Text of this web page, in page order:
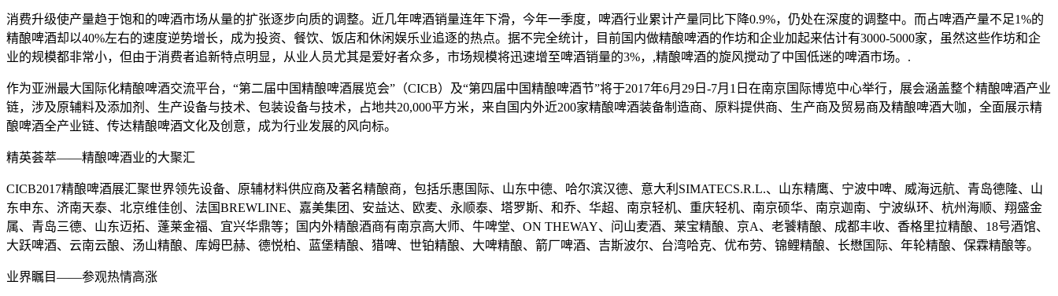
消费升级使产量趋于饱和的啤酒市场从量的扩张逐步向质的调整。近几年啤酒销量连年下滑，今年一季度，啤酒行业累计产量同比下降0.9%，仍处在深度的调整中。而占啤酒产量不足1%的
精酿啤酒却以40%左右的速度逆势增长，成为投资、餐饮、饭店和休闲娱乐业追逐的热点。据不完全统计，目前国内做精酿啤酒的作坊和企业加起来估计有3000-5000家，虽然这些作坊和企
业的规模都非常小，但由于消费者追新特点明显，从业人员尤其是爱好者众多，市场规模将迅速增至啤酒销量的3%，,精酿啤酒的旋风搅动了中国低迷的啤酒市场。.
作为亚洲最大国际化精酿啤酒交流平台，“第二届中国精酿啤酒展览会”（CICB）及“第四届中国精酿啤酒节”将于2017年6月29日-7月1日在南京国际博览中心举行，展会涵盖整个精酿啤酒产业
链，涉及原辅料及添加剂、生产设备与技术、包装设备与技术，占地共20,000平方米，来自国内外近200家精酿啤酒装备制造商、原料提供商、生产商及贸易商及精酿啤酒大咖，全面展示精
酿啤酒全产业链、传达精酿啤酒文化及创意，成为行业发展的风向标。
精英荟萃——精酿啤酒业的大聚汇
CICB2017精酿啤酒展汇聚世界领先设备、原辅材料供应商及著名精酿商，包括乐惠国际、山东中德、哈尔滨汉德、意大利SIMATECS.R.L.、山东精鹰、宁波中啤、威海远航、青岛德隆、山
东申东、济南天泰、北京维佳创、法国BREWLINE、嘉美集团、安益达、欧麦、永顺泰、塔罗斯、和乔、华超、南京轻机、重庆轻机、南京硕华、南京迦南、宁波纵环、杭州海顺、翔盛金
属、青岛三德、山东迈拓、蓬莱金福、宜兴华鼎等；国内外精酿酒商有南京高大师、牛啤堂、ON THEWAY、问山麦酒、莱宝精酿、京A、老饕精酿、成都丰收、香格里拉精酿、18号酒馆、
大跃啤酒、云南云酿、汤山精酿、库姆巴赫、德悦柏、蓝堡精酿、猎啤、世铂精酿、大啤精酿、箭厂啤酒、吉斯波尔、台湾哈克、优布劳、锦鲤精酿、长懋国际、年轮精酿、保霖精酿等。
业界瞩目——参观热情高涨